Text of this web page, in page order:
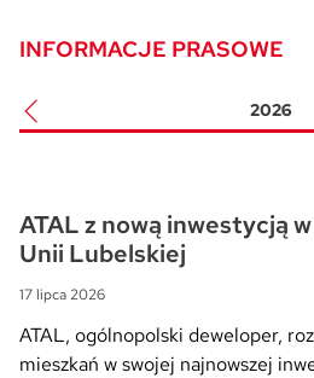
INFORMACJE PRASOWE
2026
ATAL z nową inwestycją
Unii Lubelskiej
17 lipca 2026
ATAL, ogólnopolski deweloper,
mieszkań w swojej najnowszej
Skwer Witosa w